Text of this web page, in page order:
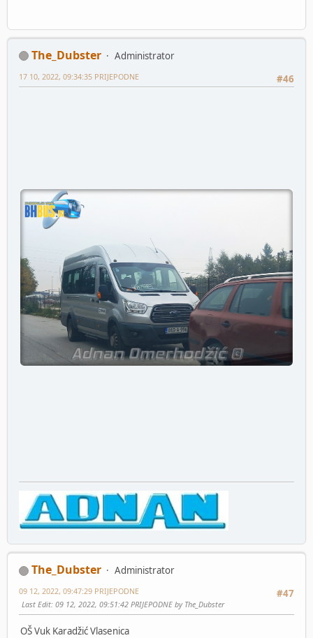
The_Dubster
Administrator
#46
17 10, 2022, 09:34:35 PRIJEPODNE
The_Dubster
Administrator
#47
09 12, 2022, 09:47:29 PRIJEPODNE
Last Edit: 09 12, 2022, 09:51:42 PRIJEPODNE by The_Dubster
OŠ Vuk Karadžić Vlasenica